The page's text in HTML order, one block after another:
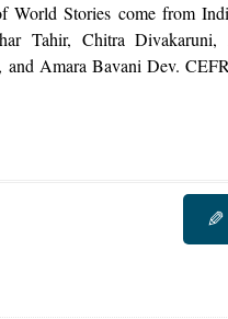
Stories come from
Tahir, Chitra
Amara Bavani Dev.
✎